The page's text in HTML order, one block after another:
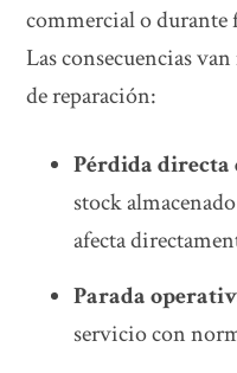
commercial o durante
Las consecuencias
de reparación:
Pérdida directa
stock
afecta
Parada
servicio con